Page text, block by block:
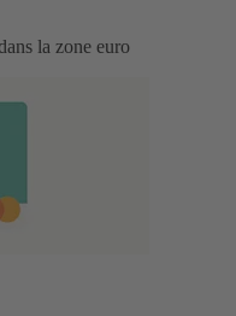
la zone euro